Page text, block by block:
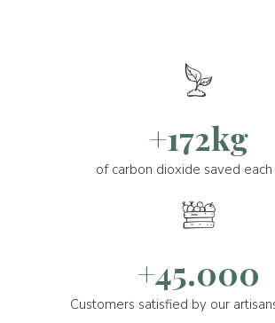
+172kg
of carbon dioxide saved
+45.000
Customers satisfied by our